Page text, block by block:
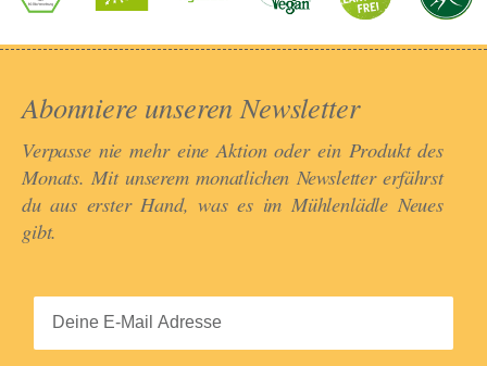
Abonniere unseren Newsletter​
Verpasse nie mehr eine Aktion oder ein Produkt des
Monats. Mit unserem monatlichen Newsletter erfährst
du aus erster Hand, was es im Mühlenlädle Neues
gibt.​